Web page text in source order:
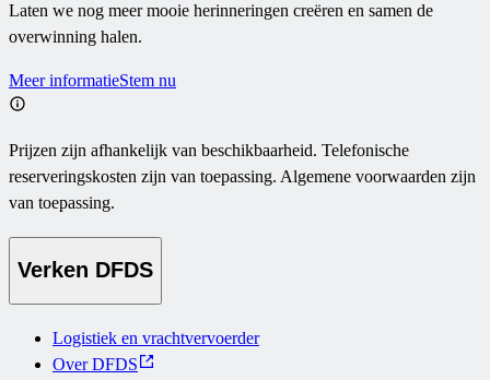
Laten we nog meer mooie herinneringen creëren en samen de
overwinning halen.
Meer informatieStem nu
Prijzen zijn afhankelijk van beschikbaarheid. Telefonische
reserveringskosten zijn van toepassing. Algemene voorwaarden zijn
van toepassing.
Verken DFDS
Logistiek en vrachtvervoerder
Over DFDS